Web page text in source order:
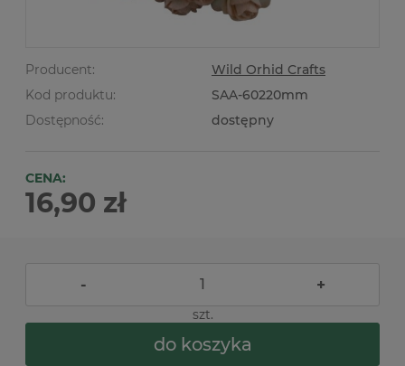
Producent:
Wild Orhid Crafts
Kod produktu:
SAA-60220mm
Dostępność:
dostępny
CENA:
16,90 zł
- +
szt.
do koszyka